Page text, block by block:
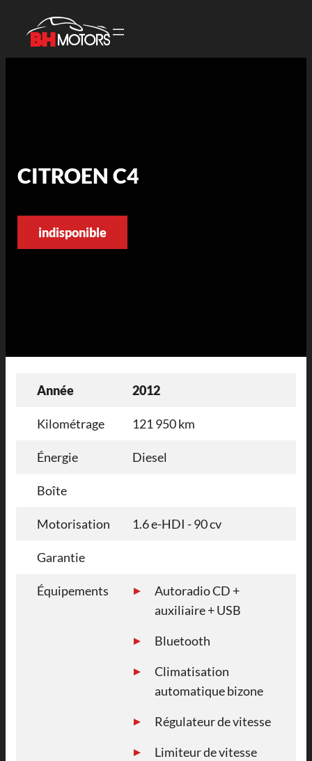
CITROEN C4
indisponible
Année 2012
Kilométrage 121 950 km
Énergie Diesel
Boîte
Motorisation 1.6 e-HDI - 90 cv
Garantie
Équipements
Autoradio CD +
auxiliaire + USB
Bluetooth
Climatisation
automatique bizone
Régulateur de vitesse
Limiteur de vitesse